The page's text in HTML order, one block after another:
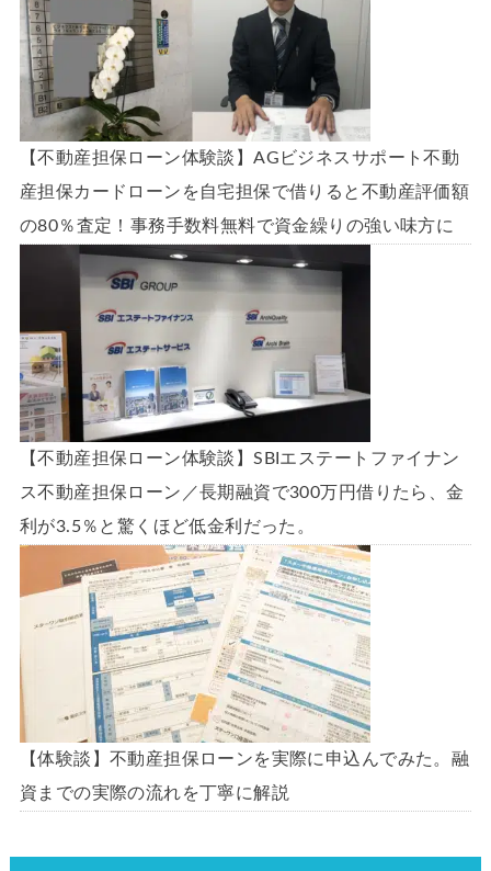
【不動産担保ローン体験談】AGビジネスサポート不動
産担保カードローンを自宅担保で借りると不動産評価額
の80％査定！事務手数料無料で資金繰りの強い味方に
【不動産担保ローン体験談】SBIエステートファイナン
ス不動産担保ローン／長期融資で300万円借りたら、金
利が3.5％と驚くほど低金利だった。
【体験談】不動産担保ローンを実際に申込んでみた。融
資までの実際の流れを丁寧に解説